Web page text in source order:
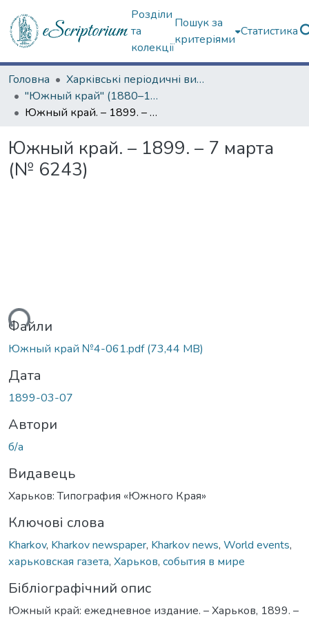
Розділи
та
колекції
Пошук за
критеріями
Статистика
Головна
Харківські періодичні видання
"Южный край" (1880–1919 гг.)
Южный край. – 1899. – 7 марта (№ 6243)
Южный край. – 1899. – 7 марта
(№ 6243)
Файли
Южный край №4-061.pdf(73,44 MB)
Дата
1899-03-07
Автори
б/а
Видавець
Харьков: Типография «Южного Края»
Ключові слова
Kharkov, Kharkov newspaper, Kharkov news, World events,
харьковская газета, Харьков, события в мире
Бібліографічний опис
Южный край: ежедневное издание. – Харьков, 1899. –